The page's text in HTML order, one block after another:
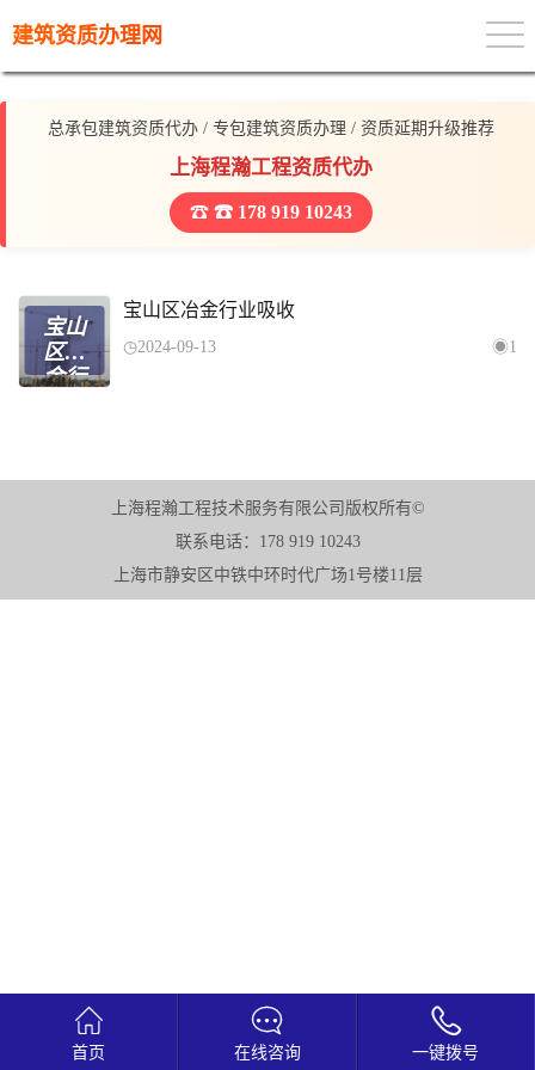
建筑资质办理网
总承包建筑资质代办 / 专包建筑资质办理 / 资质延期升级推荐
上海程瀚工程资质代办
☎ 178 919 10243
宝山
区冶
金行
宝山区冶金行业吸收
2024-09-13 1
上海程瀚工程技术服务有限公司版权所有©
联系电话：178 919 10243
上海市静安区中铁中环时代广场1号楼11层

首页

在线咨询

一键拨号